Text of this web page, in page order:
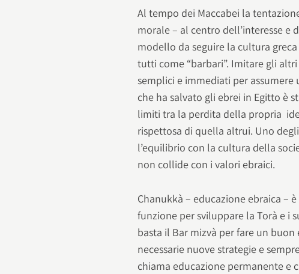
Al tempo dei Maccabei la
morale – al centro dell’interesse e
modello da seguire la cultura
tutti come “barbari”. Imitare gli
semplici e immediati per
che ha salvato gli ebrei in Egitto è
limiti tra la perdita della propria
rispettosa di quella altrui. Uno
l’equilibrio con la cultura della
non collide con i valori ebraici.
Chanukkà – educazione ebraica –
funzione per sviluppare la Torà e i
basta il Bar mizvà per fare un
necessarie nuove strategie e
chiama educazione permanente e